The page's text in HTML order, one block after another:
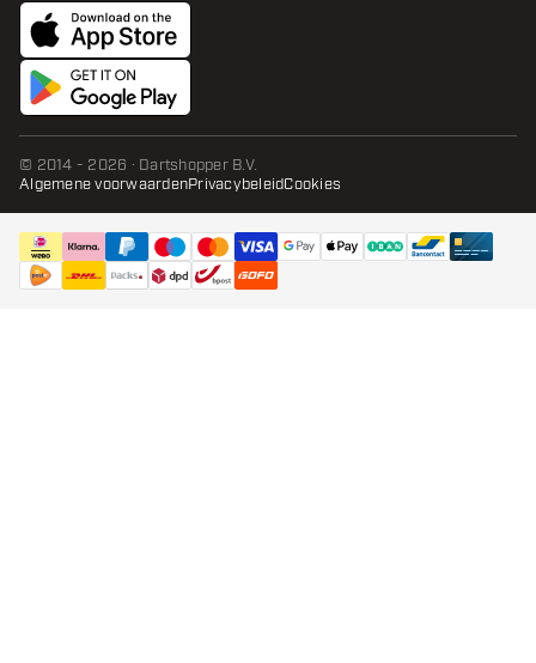
© 2014 - 2026 · Dartshopper B.V.
Algemene voorwaardenPrivacybeleidCookies